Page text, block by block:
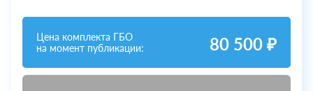
Цена комплекта ГБО
на момент публикации:
80 500 ₽